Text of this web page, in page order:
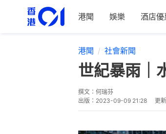
港聞 娛樂 酒店優
港聞 社會新聞
世紀暴雨｜
撰文： 何瑞芬
出版： 2023-09-09 21:28 更新